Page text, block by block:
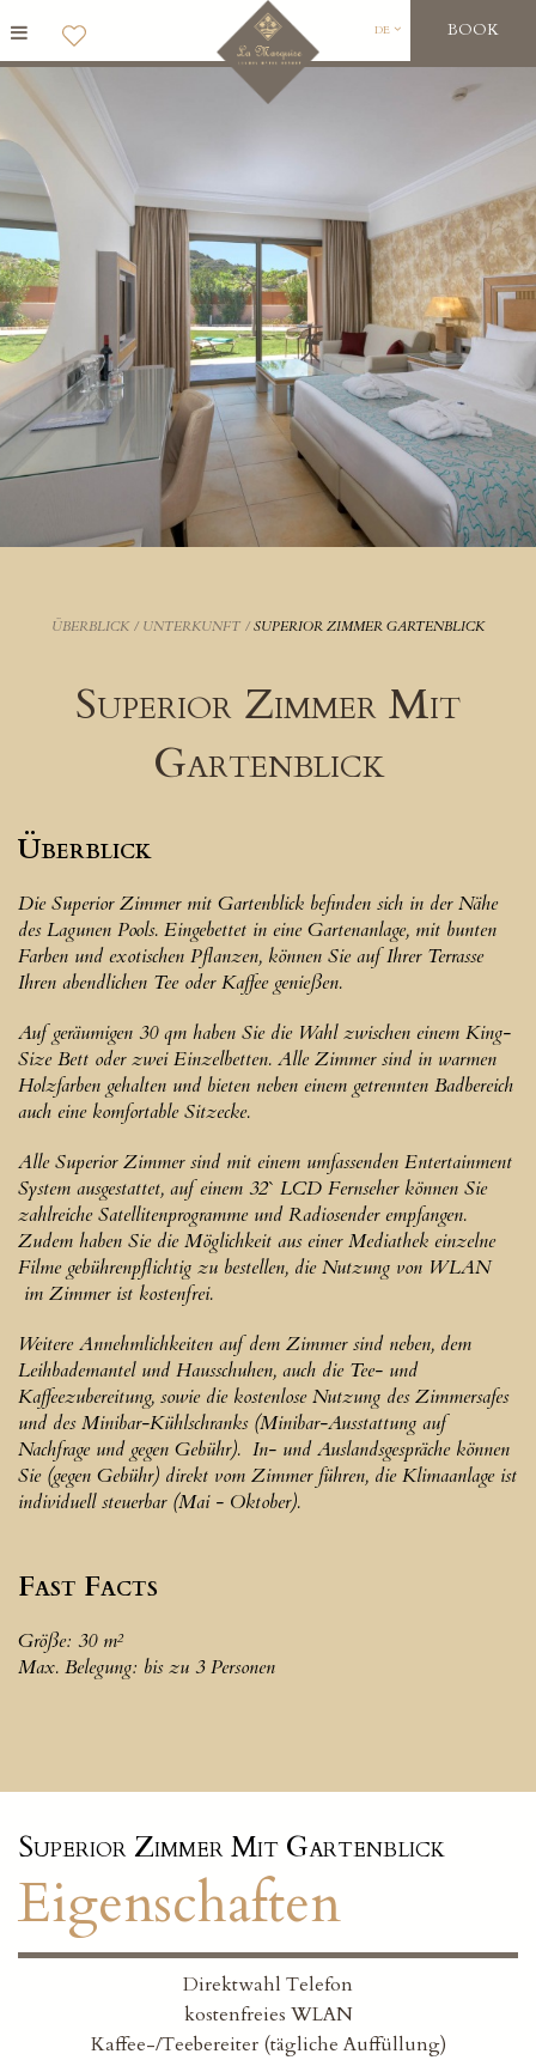
BOOK
DE
ÜBERBLICK / UNTERKUNFT /SUPERIOR ZIMMER GARTENBLICK
Superior Zimmer Mit
Gartenblick
Überblick
Die Superior Zimmer mit Gartenblick befinden sich in der Nähe
des Lagunen Pools. Eingebettet in eine Gartenanlage, mit bunten
Farben und exotischen Pflanzen, können Sie auf Ihrer Terrasse
Ihren abendlichen Tee oder Kaffee genießen.
Auf geräumigen 30 qm haben Sie die Wahl zwischen einem King-
Size Bett oder zwei Einzelbetten. Alle Zimmer sind in warmen
Holzfarben gehalten und bieten neben einem getrennten Badbereich
auch eine komfortable Sitzecke.
Alle Superior Zimmer sind mit einem umfassenden Entertainment
System ausgestattet, auf einem 32` LCD Fernseher können Sie
zahlreiche Satellitenprogramme und Radiosender empfangen.
Zudem haben Sie die Möglichkeit aus einer Mediathek einzelne
Filme gebührenpflichtig zu bestellen, die Nutzung von WLAN
im Zimmer ist kostenfrei.
Weitere Annehmlichkeiten auf dem Zimmer sind neben, dem
Leihbademantel und Hausschuhen, auch die Tee- und
Kaffeezubereitung, sowie die kostenlose Nutzung des Zimmersafes
und des Minibar-Kühlschranks (Minibar-Ausstattung auf
Nachfrage und gegen Gebühr). In- und Auslandsgespräche können
Sie (gegen Gebühr) direkt vom Zimmer führen, die Klimaanlage ist
individuell steuerbar (Mai - Oktober).
Fast Facts
Größe: 30 m²
Max. Belegung: bis zu 3 Personen
Superior Zimmer Mit Gartenblick
Eigenschaften
Direktwahl Telefon
kostenfreies WLAN
Kaffee-/Teebereiter (tägliche Auffüllung)